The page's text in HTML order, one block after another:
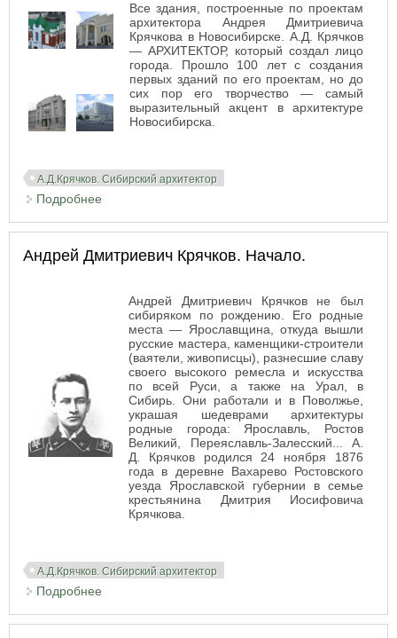
Все здания, построенные по проектам
архитектора Андрея Дмитриевича
Крячкова в Новосибирске. А.Д. Крячков
— АРХИТЕКТОР, который создал лицо
города. Прошло 100 лет с создания
первых зданий по его проектам, но до
сих пор его творчество — самый
выразительный акцент в архитектуре
Новосибирска.
А.Д.Крячков. Сибирский архитектор
Подробнее
Андрей Дмитриевич Крячков. Начало.
Андрей Дмитриевич Крячков не был
сибиряком по рождению. Его родные
места — Ярославщина, откуда вышли
русские мастера, каменщики-строители
(ваятели, живописцы), разнесшие славу
своего высокого ремесла и искусства
по всей Руси, а также на Урал, в
Сибирь. Они работали и в Поволжье,
украшая шедеврами архитектуры
родные города: Ярославль, Ростов
Великий, Переяславль-Залесский... А.
Д. Крячков родился 24 ноября 1876
года в деревне Вахарево Ростовского
уезда Ярославской губернии в семье
крестьянина Дмитрия Иосифовича
Крячкова.
А.Д.Крячков. Сибирский архитектор
Подробнее